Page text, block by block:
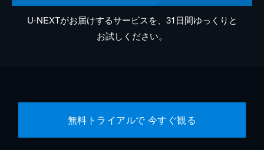
U-NEXTがお届けするサービスを、31日間ゆっくりと
お試しください。
無料トライアルで 今すぐ観る